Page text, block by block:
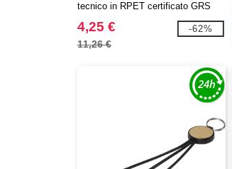
tecnico in RPET certificato GRS
Ross - 1L
4,25 €
11,26 €
-62%